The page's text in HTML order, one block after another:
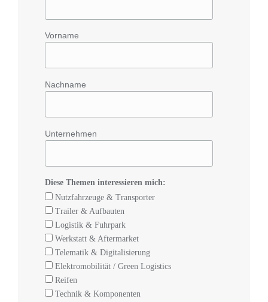
Vorname
Nachname
Unternehmen
Diese Themen interessieren mich:
Nutzfahrzeuge & Transporter
Trailer & Aufbauten
Logistik & Fuhrpark
Werkstatt & Aftermarket
Telematik & Digitalisierung
Elektromobilität / Green Logistics
Reifen
Technik & Komponenten